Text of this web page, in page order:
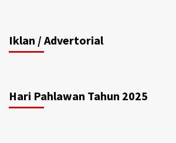
Iklan / Advertorial
Hari Pahlawan Tahun 2025